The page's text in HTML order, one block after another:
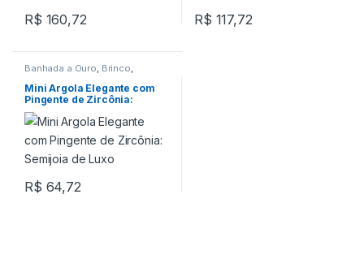
R$ 160,72 R$ 117,72
Banhada a Ouro, Brinco,
Mini Argola Elegante com
Pingente de Zircônia:
Semijoia de Luxo
R$ 64,72